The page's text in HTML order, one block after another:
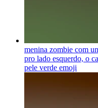
menina zombie com
pro lado esquerdo, o
pele verde emoji